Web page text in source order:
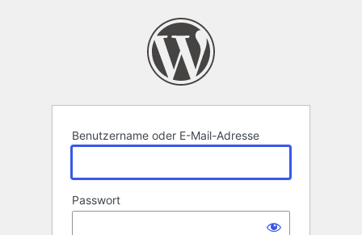
Benutzername oder E-Mail-Adresse
Passwort